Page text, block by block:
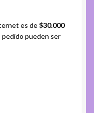
es de$30.000
pedido pueden ser